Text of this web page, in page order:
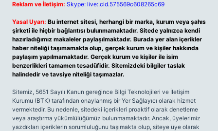
Reklam ve İletişim: Skype: live:.cid.575569c608265c69
Yasal Uyarı: Bu internet sitesi, herhangi bir marka, kurum veya şahıs
şirketi ile hiçbir bağlantısı bulunmamaktadır. Sitede yalnızca kendi
hazırladığımız makaleler paylaşılmaktadır. Burada yer alan içerikler
haber niteliği taşımamakta olup, gerçek kurum ve kişiler hakkında
paylaşım yapılmamaktadır. Gerçek kurum ve kişiler ile isim
benzerlikleri tamamen tesadüfidir. Sitemizdeki bilgiler taslak
halindedir ve tavsiye niteliği taşımazlar.
Sitemiz, 5651 Sayılı Kanun gereğince Bilgi Teknolojileri ve İletişim
Kurumu (BTK) tarafından onaylanmış bir Yer Sağlayıcı olarak hizmet
vermektedir. Bu nedenle, sitedeki içerikleri proaktif olarak denetleme
veya araştırma yükümlülüğümüz bulunmamaktadır. Ancak, üyelerimiz
yazdıkları içeriklerin sorumluluğunu taşımakta olup, siteye üye olarak